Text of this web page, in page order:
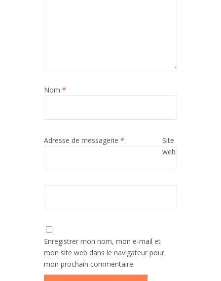
Nom *
Adresse de messagerie *
Site
web
Enregistrer mon nom, mon e-mail et
mon site web dans le navigateur pour
mon prochain commentaire.